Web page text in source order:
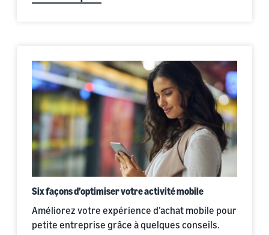
Six façons d’optimiser votre activité mobile
Améliorez votre expérience d’achat mobile pour
petite entreprise grâce à quelques conseils.